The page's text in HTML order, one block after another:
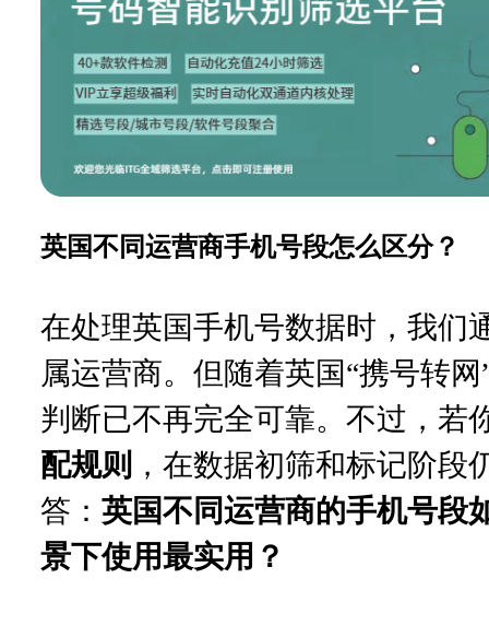
英国不同运营商手机号段怎么区分？
在处理英国手机号数据时，我们
属运营商。但随着英国“携号转
判断已不再完全可靠。不过，若
配规则 ，在数据初筛和标记阶段
答： 英国不同运营商的手机号段
景下使用最实用？